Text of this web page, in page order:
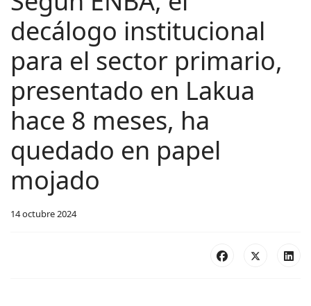
decálogo institucional
para el sector primario,
presentado en Lakua
hace 8 meses, ha
quedado en papel
mojado
14 octubre 2024